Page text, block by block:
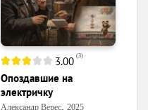
3.00 (3)
Опоздавшие на
электричку
Александр Верес 2025